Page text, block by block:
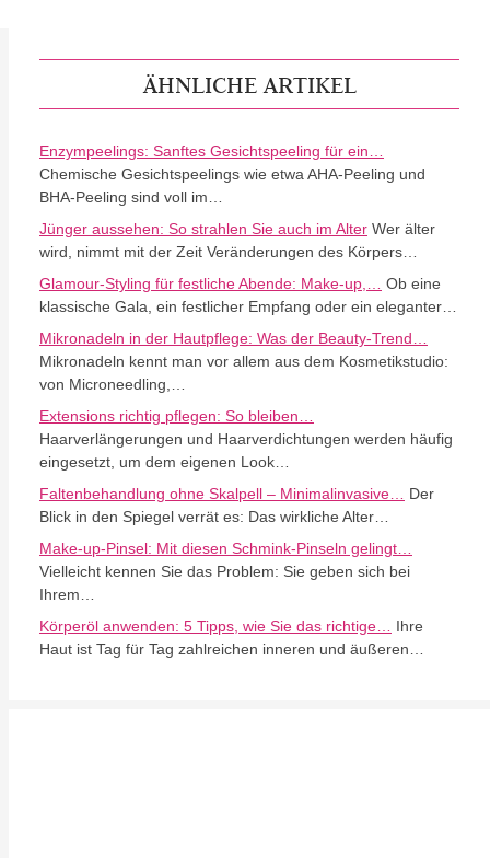
ÄHNLICHE ARTIKEL
Enzympeelings: Sanftes Gesichtspeeling für ein…
Chemische Gesichtspeelings wie etwa AHA-Peeling und
BHA-Peeling sind voll im…
Jünger aussehen: So strahlen Sie auch im Alter Wer älter
wird, nimmt mit der Zeit Veränderungen des Körpers…
Glamour-Styling für festliche Abende: Make-up,…
Ob eine
klassische Gala, ein festlicher Empfang oder ein eleganter…
Mikronadeln in der Hautpflege: Was der Beauty-Trend…
Mikronadeln kennt man vor allem aus dem Kosmetikstudio:
von Microneedling,…
Extensions richtig pflegen: So bleiben…
Haarverlängerungen und Haarverdichtungen werden häufig
eingesetzt, um dem eigenen Look…
Faltenbehandlung ohne Skalpell – Minimalinvasive…
Der
Blick in den Spiegel verrät es: Das wirkliche Alter…
Make-up-Pinsel: Mit diesen Schmink-Pinseln gelingt…
Vielleicht kennen Sie das Problem: Sie geben sich bei
Ihrem…
Körperöl anwenden: 5 Tipps, wie Sie das richtige…
Ihre
Haut ist Tag für Tag zahlreichen inneren und äußeren…